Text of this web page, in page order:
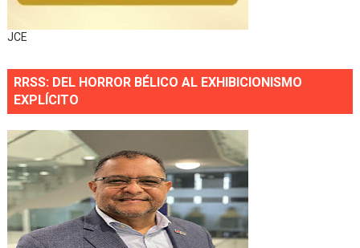
JCE
RRSS: DEL HORROR BÉLICO AL EXHIBICIONISMO
EXPLÍCITO